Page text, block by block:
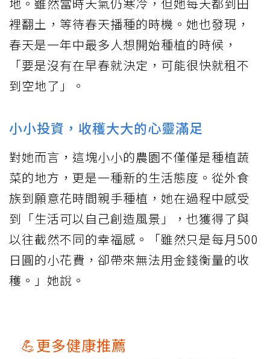
裡翻土，等待春天播種的時機。她也發現，
春天是一年中最多人想開始種植的時候，
「要是沒有在早春就決定，可能很快就租不
到空地了」。
小小投資，收穫大大的心靈滿足
對她而言，這塊小小的農園不僅僅是種植蔬
菜的地方，更是一種新的生活態度。從外食
族到願意花時間親手種植，她在過程中感受
到「生活可以自己創造風景」，也獲得了與
以往截然不同的幸福感。「雖然只是每月500
日圓的小花費，卻帶來無法用金錢衡量的收
穫。」她說。
💪更多健康推薦